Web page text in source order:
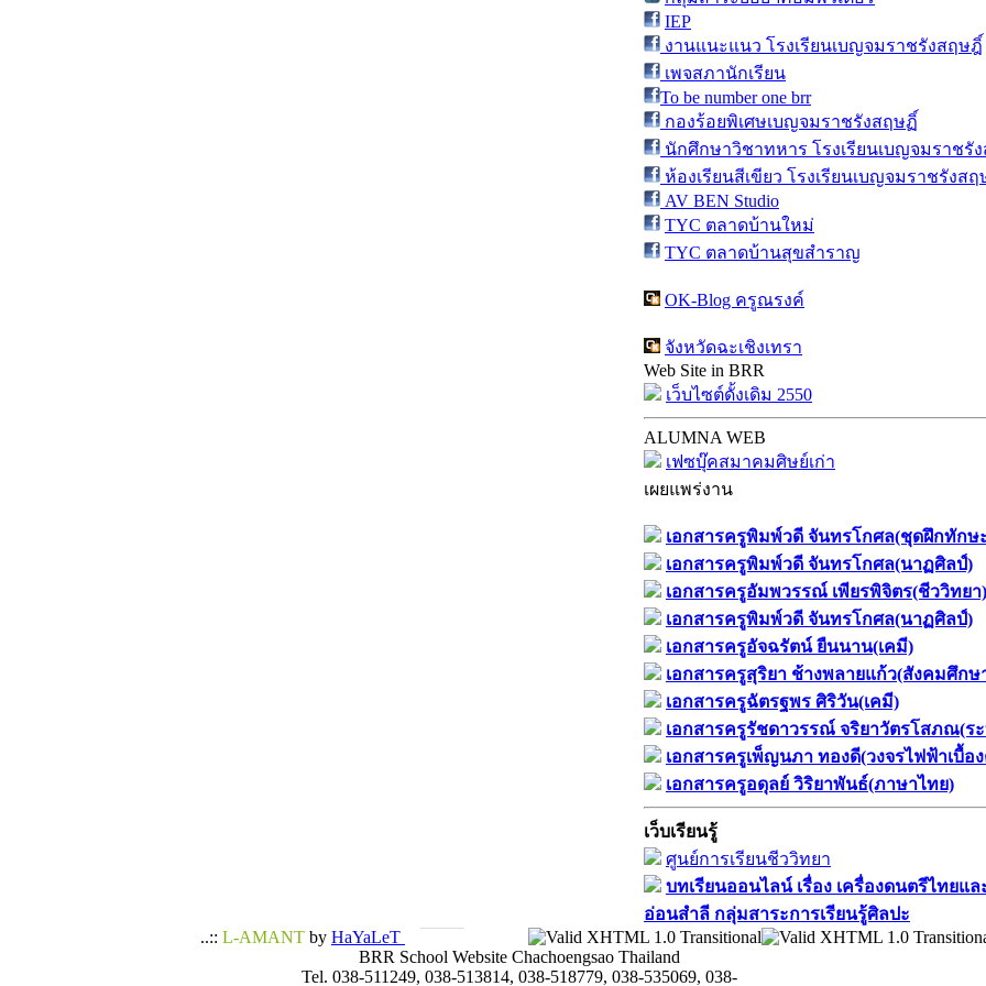
IEP
งานแนะแนว โรงเรียนเบญจมราชรังสฤษฎิ์
เพจสภานักเรียน
To be number one brr
กองร้อยพิเศษเบญจมราชรังสฤษฏิ์
นักศึกษาวิชาทหาร โรงเรียนเบญจมราชรั
ห้องเรียนสีเขียว โรงเรียนเบญจมราชรังสฤ
AV BEN Studio
TYC ตลาดบ้านใหม่
TYC ตลาดบ้านสุขสำราญ
OK-Blog ครูณรงค์
จังหวัดฉะเชิงเทรา
Web Site in BRR
เว็บไซต์ดั้งเดิม 2550
ALUMNA WEB
เฟซบุ๊คสมาคมศิษย์เก่า
เผยแพร่งาน
เอกสารครูพิมพ์วดี จันทรโกศล(ชุดฝึกทักษ
เอกสารครูพิมพ์วดี จันทรโกศล(นาฏศิลป์)
เอกสารครูอัมพวรรณ์ เพียรพิจิตร(ชีววิทยา)
เอกสารครูพิมพ์วดี จันทรโกศล(นาฏศิลป์)
เอกสารครูอัจฉรัตน์ ยืนนาน(เคมี)
เอกสารครูสุริยา ช้างพลายแก้ว(สังคมศึกษ
เอกสารครูฉัตรฐพร ศิริวัน(เคมี)
เอกสารครูรัชดาวรรณ์ จริยาวัตรโสภณ(ร
เอกสารครูเพ็ญนภา ทองดี(วงจรไฟฟ้าเบื้อ
เอกสารครูอดุลย์ วิริยาพันธ์(ภาษาไทย)
เว็บเรียนรู้
ศูนย์การเรียนชีววิทยา
บทเรียนออนไลน์​ เรื่อง​ เครื่องดนตรีไทย
อ่อนสำลี​ กลุ่มสาระการเรียนรู้ศิลปะ
..:: L-AMANT by HaYaLeT
BRR School Website Chachoengsao Thailand
Tel. 038-511249, 038-513814, 038-518779, 038-535069, 038-